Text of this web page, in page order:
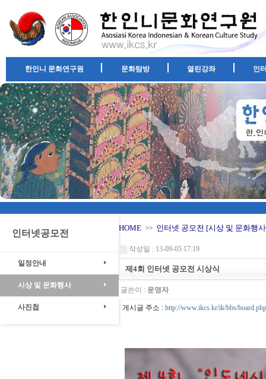
한인니 문화연구원 문화탐방 열린강좌 인
인터넷공모전
일정안내
시상 및 문화행사
사진첩
HOME >> 인터넷 공모전 [시상 및 문화행
작성일 : 13-09-05 17:19
제4회 인터넷 공모전 시상식
글쓴이 : 운영자
게시글 주소 : http://www.ikcs.kr/ik/bbs/